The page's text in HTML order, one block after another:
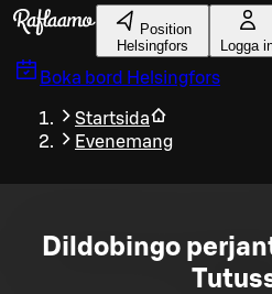
Gå till huvudinnehållet
Position
Helsingfors
Logga
Boka bord Helsingfors
Startsida
Evenemang
Dildobingo